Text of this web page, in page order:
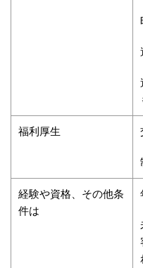
福利厚生
経験や資格、その他条
件は